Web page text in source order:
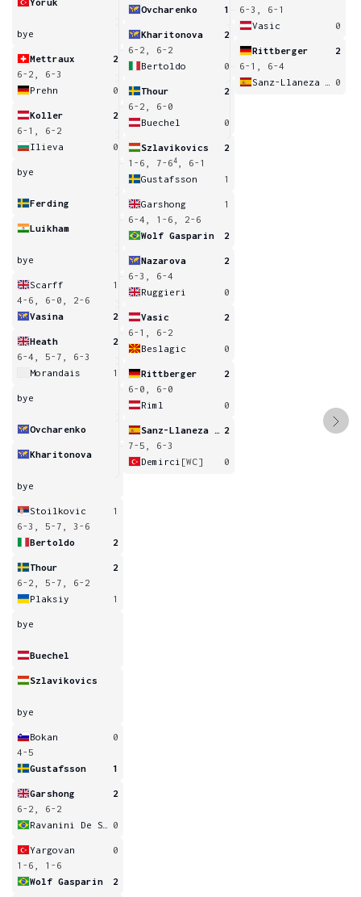
Yoruk
bye
Mettraux
2
6-2, 6-3
Prehn
0
Koller
2
6-1, 6-2
Ilieva
0
bye
Ferding
Luikham
bye
Scarff
1
4-6, 6-0, 2-6
Vasina
2
Heath
2
6-4, 5-7, 6-3
Morandais
1
bye
Ovcharenko
Kharitonova
bye
Stoilkovic
1
6-3, 5-7, 3-6
Bertoldo
2
Thour
2
6-2, 5-7, 6-2
Plaksiy
1
bye
Buechel
Szlavikovics
bye
Bokan
0
4-5
Gustafsson
1
Garshong
2
6-2, 6-2
0
Yargovan
0
1-6, 1-6
Wolf Gasparin
2
Ovcharenko
1
Kharitonova
2
6-2, 6-2
Bertoldo
0
Thour
2
6-2, 6-0
Buechel
0
Szlavikovics
2
1-6, 7-64
, 6-1
Gustafsson
1
Garshong
1
6-4, 1-6, 2-6
Wolf Gasparin
2
Nazarova
2
6-3, 6-4
Ruggieri
0
Vasic
2
6-1, 6-2
Beslagic
0
Rittberger
2
6-0, 6-0
Riml
0
2
7-5, 6-3
Demirci [WC] 0
6-3, 6-1
Vasic
0
Rittberger
2
6-1, 6-4
0